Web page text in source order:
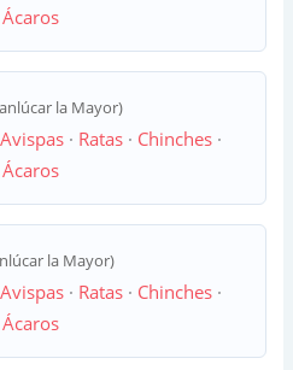
Ácaros
la Mayor)
Avispas · Ratas · Chinches ·
Ácaros
la Mayor)
Avispas · Ratas · Chinches ·
Ácaros